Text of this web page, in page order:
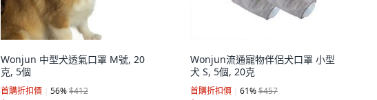
Wonjun 中型犬透氣口罩 M號, 20
克, 5個
首購折扣價 56%$412
Wonjun流通寵物伴侶犬口罩 小型
犬 S, 5個, 20克
首購折扣價 61%$457